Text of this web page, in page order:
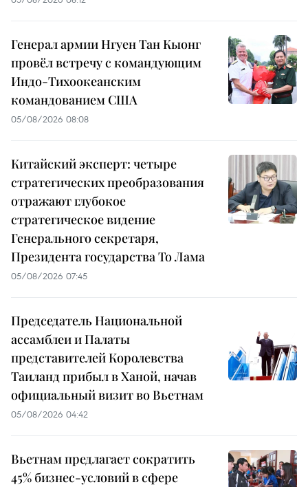
Генерал армии Нгуен Тан Кыонг
провёл встречу с командующим
Индо-Тихоокеанским
командованием США
05/08/2026 08:08
Китайский эксперт: четыре
стратегических преобразования
отражают глубокое
стратегическое видение
Генерального секретаря,
Президента государства То Лама
05/08/2026 07:45
Председатель Национальной
ассамблеи и Палаты
представителей Королевства
Таиланд прибыл в Ханой, начав
официальный визит во Вьетнам
05/08/2026 04:42
Вьетнам предлагает сократить
45% бизнес-условий в сфере